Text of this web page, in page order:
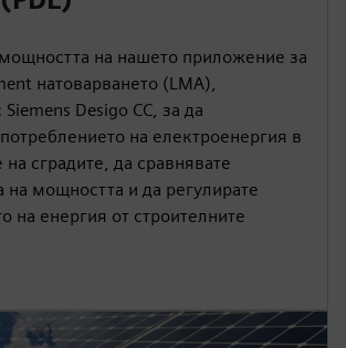
на нашето приложение за
натоварването (LMA),
Desigo CC, за да
на електроенергия в
сградите, да сравнявате
на мощността и да регулирате
на енергия от строителните